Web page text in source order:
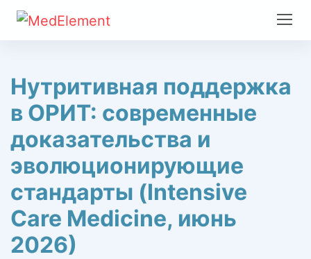
Нутритивная поддержка
в ОРИТ: современные
доказательства и
эволюционирующие
стандарты (Intensive
Care Medicine, июнь
2026)